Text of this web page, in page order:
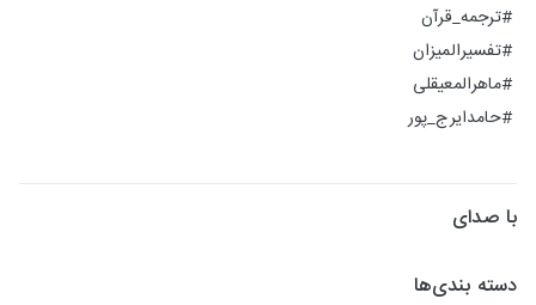
#ترجمه_قرآن
#تفسیرالمیزان
#ماهرالمعیقلی
#حامدایرج_پور
با صدای
دسته بندی‌ها